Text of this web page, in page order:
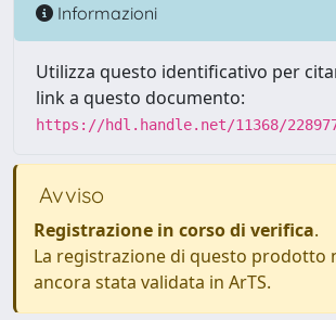
Informazioni
Utilizza questo identificativo per
link a questo documento:
https://hdl.handle.net/11368/
Avviso
Registrazione in corso di verifica.
La registrazione di questo prodotto
ancora stata validata in ArTS.